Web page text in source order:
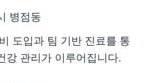
병점동
도입과 팀 기반 진료를 통
강 관리가 이루어집니다.